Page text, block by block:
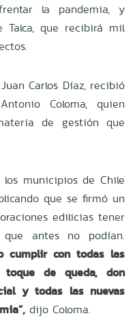
la pandemia, y
Talca, que recibirá mil
Carlos Díaz, recibió
Coloma, quien
de gestión que
los municipios de Chile
que se firmó un
edilicias tener
que antes no podían.
cumplir con todas las
de queda, don
y todas las nuevas
dijo Coloma.